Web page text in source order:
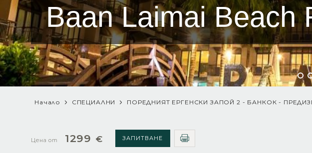
Baan Laimai Beach
Начало СПЕЦИАЛНИ ПОРЕДНИЯТ ЕРГЕНСКИ ЗАПОЙ 2 - БАНКОК -
Цена от 1299 € ЗАПИТВАНЕ